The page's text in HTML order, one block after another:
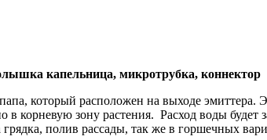
капельница, микротрубка, коннектор
который расположен на выходе эмиттера.
корневую зону растения. Расход воды будет
полив рассады, так же в горшечных